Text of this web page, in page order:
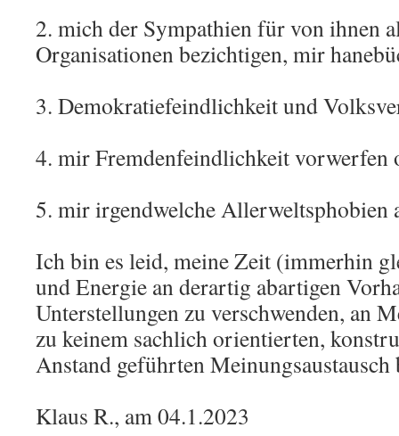
2. mich der Sympathien für von ihnen
Organisationen bezichtigen, mir
3. Demokratiefeindlichkeit und
4. mir Fremdenfeindlichkeit vorwerfen
5. mir irgendwelche Allerweltsphobien
Ich bin es leid, meine Zeit (immerhin
und Energie an derartig abartigen
Unterstellungen zu verschwenden, an
zu keinem sachlich orientierten,
Anstand geführten
Klaus R., am 04.1.2023